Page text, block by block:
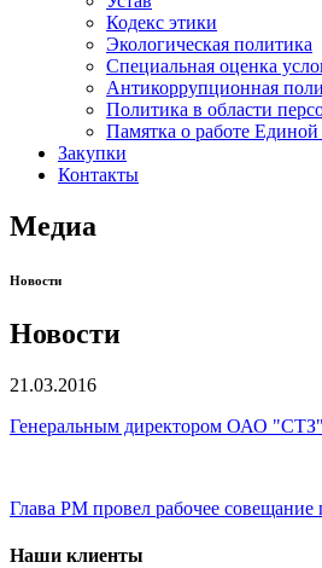
Кодекс этики
Экологическая политика
Специальная оценка
Антикоррупционная
Политика в области
Памятка о работе
Закупки
Контакты
Медиа
Новости
Новости
21.03.2016
Генеральным директором ОАО
Глава РМ провел рабочее
Наши клиенты